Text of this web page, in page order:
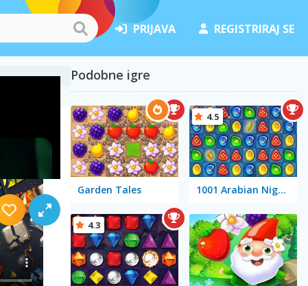
PRIJAVA REGISTRIRAJ SE
Podobne igre
Garden Tales 1001 Arabian Nights
4.5
4.3